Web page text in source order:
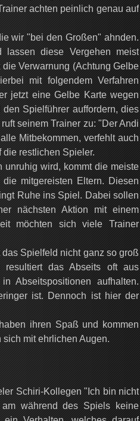
achten peinlich genau auf
wir "bei den Großen" ahnden.
lassen diese Vergehen meist
Verwarnung (Achtung Gelbe
mit folgendem Verfahren
jetzt eine Gelbe Karte wegen
Spielführer auffordern, dies
seinem Trainer zu: "Der Andi
Mitbekommen, verfehlt auch
die restlichen Spieler.
wird, kommt die meiste
mitgereisten Eltern. Diesen
Ruhe ins Spiel. Dabei sollen
nächsten Aktion mit einem
möchten sich viele Trainer
Spielfeld nicht ganz so groß
das Abseits oft aus
Abseitspositionen aufhalten.
ist. Dennoch ist hier der
ihren Spaß und kommen
mit ehrlichen Augen.
Schiri-Kollegen "Ich bin nicht
während des Spiels keine